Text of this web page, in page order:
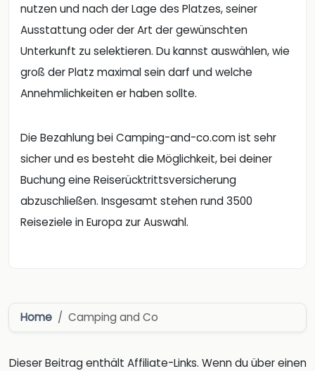
nutzen und nach der Lage des Platzes, seiner
Ausstattung oder der Art der gewünschten
Unterkunft zu selektieren. Du kannst auswählen, wie
groß der Platz maximal sein darf und welche
Annehmlichkeiten er haben sollte.
Die Bezahlung bei Camping-and-co.com ist sehr
sicher und es besteht die Möglichkeit, bei deiner
Buchung eine Reiserücktrittsversicherung
abzuschließen. Insgesamt stehen rund 3500
Reiseziele in Europa zur Auswahl.
Home Camping and Co
Dieser Beitrag enthält Affiliate-Links. Wenn du über einen